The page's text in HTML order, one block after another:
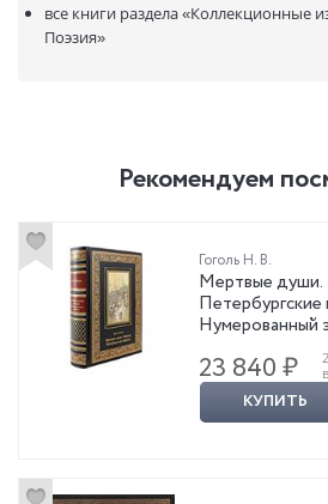
все книги раздела«Коллекционные
Поэзия»
Рекомендуем
Гоголь Н. В.
Мертвые души.
Петербургские
Нумерованный
23 840 ₽
КУПИТЬ